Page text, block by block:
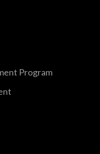
Program